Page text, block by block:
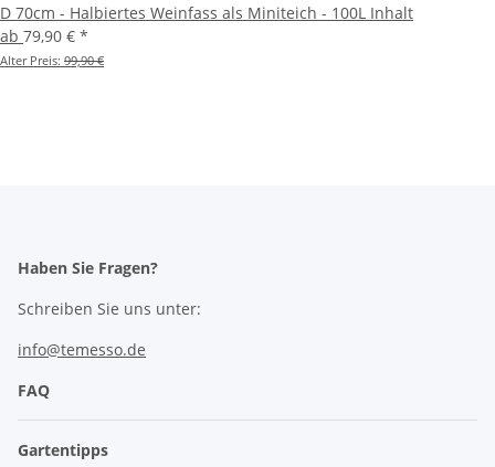
D 70cm - Halbiertes Weinfass als Miniteich - 100L Inhalt
ab 79,90 € *
Alter Preis: 99,90 €
Haben Sie Fragen?
Schreiben Sie uns unter:
info@temesso.de
FAQ
Gartentipps